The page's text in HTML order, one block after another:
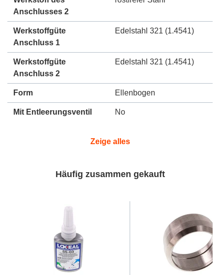
Anschlusses 2
Werkstoffgüte
Anschluss 1
Edelstahl 321 (1.4541)
Werkstoffgüte
Anschluss 2
Edelstahl 321 (1.4541)
Form Ellenbogen
Mit Entleerungsventil No
Zeige alles
Häufig zusammen gekauft